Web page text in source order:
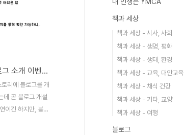
서식에 맞추어
다. 연말에 여러
는 이런 방식의 1
것 같아 시도해
득이한 사정이 있
view 애드박스 블로그 소개 이벤트 당첨 !
리에 블로그를 개
데 곧 블로그 개설
이긴 하지만, 블로
책과 세상
책과 세상 - 시사, 사회
책과 세상 - 생명, 평화
책과 세상 - 생태, 환경
책과 세상 - 교육, 대안교육
책과 세상 - 채식 건강
책과 세상 - 기타, 교양
책과 세상 - 여행
블로그